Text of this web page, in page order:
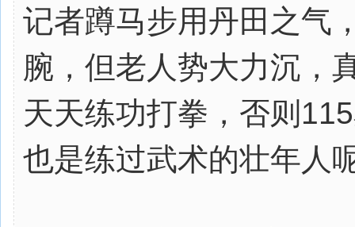
记者蹲马步用丹田之气
腕，但老人势大力沉，
天天练功打拳，否则
也是练过武术的壮年人